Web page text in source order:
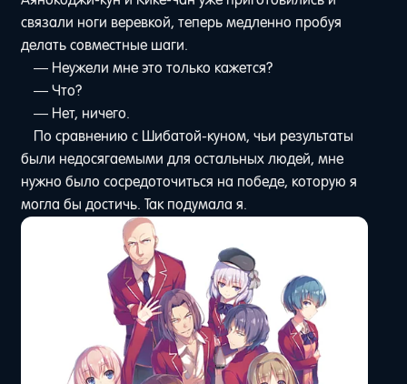
связали ноги веревкой, теперь медленно пробуя
делать совместные шаги.
— Неужели мне это только кажется?
— Что?
— Нет, ничего.
По сравнению с Шибатой-куном, чьи результаты
были недосягаемыми для остальных людей, мне
нужно было сосредоточиться на победе, которую я
могла бы достичь. Так подумала я.